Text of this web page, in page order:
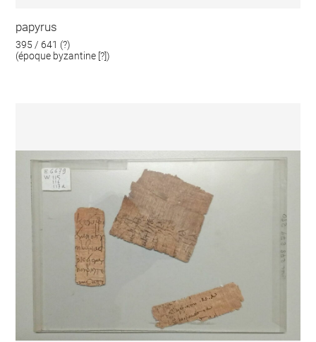
papyrus
395 / 641 (?)
(époque byzantine [?])